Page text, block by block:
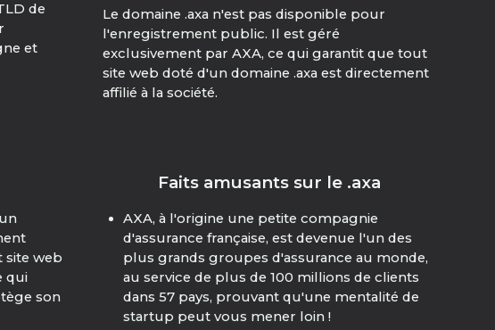
de
et
Le domaine .axa n'est pas disponible pour
l'enregistrement public. Il est géré
exclusivement par AXA, ce qui garantit que tout
site web doté d'un domaine .axa est directement
affilié à la société.
site web
qui
son
Faits amusants sur le .axa
AXA, à l'origine une petite compagnie
d'assurance française, est devenue l'un des
plus grands groupes d'assurance au monde,
au service de plus de 100 millions de clients
dans 57 pays, prouvant qu'une mentalité de
startup peut vous mener loin !